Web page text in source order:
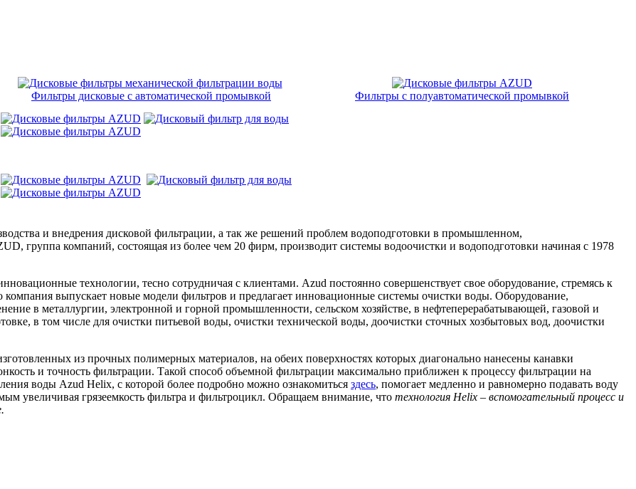
Фильтры дисковые с автоматической промывкой Фильтры с полуавтоматической промывкой
и внедрения дисковой фильтрации, а так же решений проблем водоподготовки в промышленном,
группа компаний, состоящая из более чем 20 фирм, производит системы водоочистки и водоподготовки начиная с 1978
технологии, тесно сотрудничая с клиентами. Azud постоянно совершенствует свое оборудование, стремясь к
выпускает новые модели фильтров и предлагает инновационные системы очистки воды. Оборудование,
в металлургии, электронной и горной промышленности, сельском хозяйстве, в нефтеперерабатывающей, газовой и
в том числе для очистки питьевой воды, очистки технической воды, доочистки сточных хозбытовых вод, доочистки
из прочных полимерных материалов, на обеих поверхностях которых диагонально нанесены канавки
и точность фильтрации. Такой способ объемной фильтрации максимально приближен к процессу фильтрации на
воды Azud Helix, с которой более подробно можно ознакомиться здесь, помогает медленно и равномерно подавать воду
увеличивая грязеемкость фильтра и фильтроцикл. Обращаем внимание, что технология Helix – вспомогательный процесс и